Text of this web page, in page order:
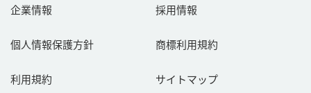
企業情報 採用情報
個人情報保護方針 商標利用規約
利用規約 サイトマップ